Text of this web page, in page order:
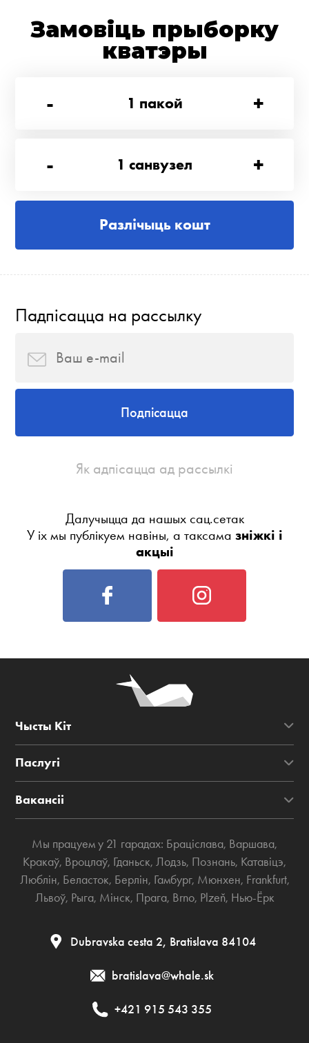
Замовіць прыборку
кватэры
-
1 пакой +
- 1 санвузел +
Разлічыць кошт
Падпісацца на рассылку
Подпісацца
Як адпісацца ад рассылкі
Далучыцца да нашых сац.сетак
У іх мы публікуем навіны, а таксама зніжкі і
акцыі
Чысты Кіт
Паслугі
Вакансіі
Мы працуем у 21 гарадах: Браціслава, Варшава,
Кракаў, Вроцлаў, Гданьск, Лодзь, Познань, Катавіцэ,
Люблін, Беласток, Берлін, Гамбург, Мюнхен, Frankfurt,
Львоў, Рыга, Мінск, Прага, Brno, Plzeň, Нью-Ёрк
Dubravska cesta 2, Bratislava 84104
bratislava@whale.sk
+421 915 543 355